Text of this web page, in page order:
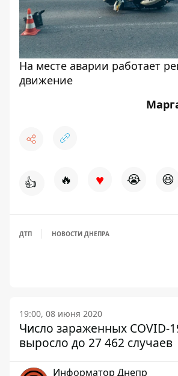
На месте аварии работает
движение
👍 🔥 ♥ 😭 😆
ДТП НОВОСТИ ДНЕПРА
19:00, 08 июня 2020
Число зараженных COVID-
выросло до 27 462 случаев
Информатор Днепр